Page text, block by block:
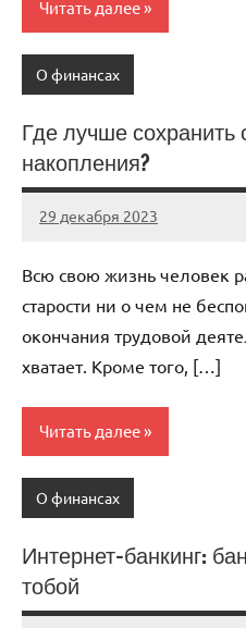
Читать далее
О финансах
Где лучше
накопления?
29 декабря 2023
autotravel03
Нет
Всю свою жизнь человек
старости ни о чем не
окончания трудовой
хватает. Кроме того, […]
Читать далее
О финансах
Интернет-банкинг:
тобой